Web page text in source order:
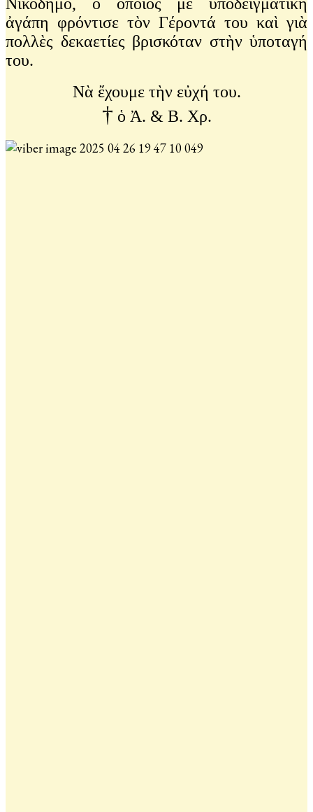
ἀγάπη φρόντισε τὸν Γέροντά του καὶ γιὰ
πολλὲς δεκαετίες βρισκόταν στὴν ὑποταγή
του.
Νὰ ἔχουμε τὴν εὐχή του.
† ὁ Ἀ. & Β. Χρ.